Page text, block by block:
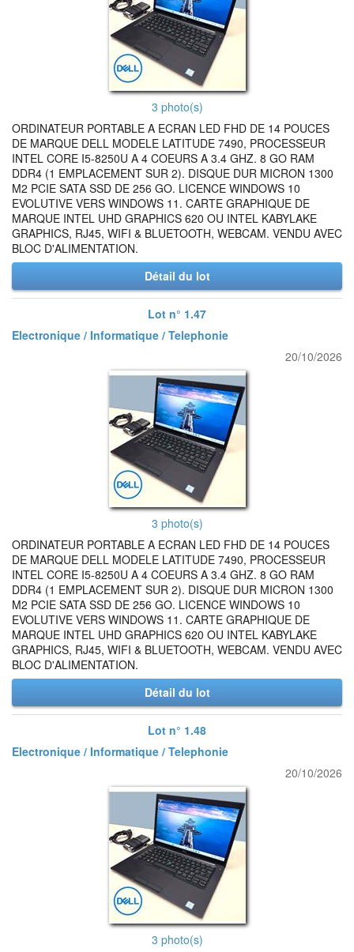
3 photo(s)
ORDINATEUR PORTABLE A ECRAN LED FHD DE 14 POUCES
DE MARQUE DELL MODELE LATITUDE 7490, PROCESSEUR
INTEL CORE I5-8250U A 4 COEURS A 3.4 GHZ. 8 GO RAM
DDR4 (1 EMPLACEMENT SUR 2). DISQUE DUR MICRON 1300
M2 PCIE SATA SSD DE 256 GO. LICENCE WINDOWS 10
EVOLUTIVE VERS WINDOWS 11. CARTE GRAPHIQUE DE
MARQUE INTEL UHD GRAPHICS 620 OU INTEL KABYLAKE
GRAPHICS, RJ45, WIFI & BLUETOOTH, WEBCAM. VENDU AVEC
BLOC D'ALIMENTATION.
Détail du lot
Lot n° 1.47
Electronique / Informatique / Telephonie
20/10/2026
3 photo(s)
ORDINATEUR PORTABLE A ECRAN LED FHD DE 14 POUCES
DE MARQUE DELL MODELE LATITUDE 7490, PROCESSEUR
INTEL CORE I5-8250U A 4 COEURS A 3.4 GHZ. 8 GO RAM
DDR4 (1 EMPLACEMENT SUR 2). DISQUE DUR MICRON 1300
M2 PCIE SATA SSD DE 256 GO. LICENCE WINDOWS 10
EVOLUTIVE VERS WINDOWS 11. CARTE GRAPHIQUE DE
MARQUE INTEL UHD GRAPHICS 620 OU INTEL KABYLAKE
GRAPHICS, RJ45, WIFI & BLUETOOTH, WEBCAM. VENDU AVEC
BLOC D'ALIMENTATION.
Détail du lot
Lot n° 1.48
Electronique / Informatique / Telephonie
20/10/2026
3 photo(s)